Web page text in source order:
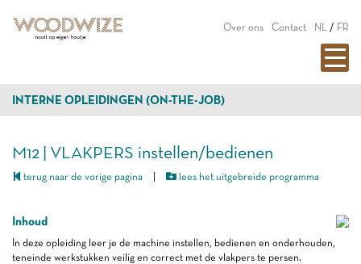
Over ons Contact NL / FR
INTERNE OPLEIDINGEN (ON-THE-JOB)
M12 | VLAKPERS instellen/bedienen
terug naar de vorige pagina lees het uitgebreide programma
Inhoud
In deze opleiding leer je de machine instellen, bedienen en onderhouden,
teneinde werkstukken veilig en correct met de vlakpers te persen.